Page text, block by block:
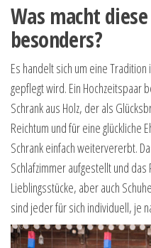
Was macht
besonders?
Es handelt sich um eine
gepflegt wird. Ein Hochzeitspaar
Schrank aus Holz, der als
Reichtum und für eine glückliche
Schrank einfach weitervererbt.
Schlafzimmer aufgestellt und
Lieblingsstücke, aber auch
sind jeder für sich individuell, je